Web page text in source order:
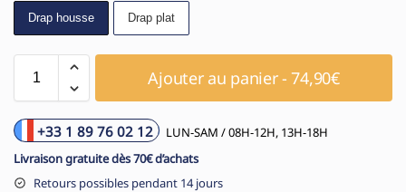
Drap housse Drap plat
Ajouter au panier - 74,90€
+33 1 89 76 02 12
LUN-SAM / 08H-12H, 13H-18H
Livraison gratuite dès 70€ d’achats
Retours possibles pendant 14 jours